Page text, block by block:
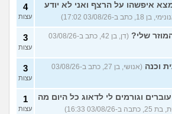
איפשהו על הרצף ואני לא יודע
בן 18, כתב ב-03/08/26 17:02)
4
עצות
שלי?
(דן, בן 42, כתב ב-03/08/26
3
עצות
וכנה
(אנושי, בן 27, כתב ב-03/08/26
3
עצות
וגורמים לי לדאוג כל היום מה
03/08/26 16:33)
1
עצות